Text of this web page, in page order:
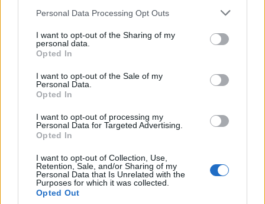
Please note that this website/app uses one or more Google
not limited to your visit or usage behaviour. You may click to
grant or deny consent to Google and its third-party tags to
use your data for below specified purposes in below Google
consent section.
Personal Data Processing Opt Outs
I want to opt-out of the Sharing of my
personal data.
Opted In
I want to opt-out of the Sale of my
Personal Data.
Opted In
I want to opt-out of processing my
Personal Data for Targeted Advertising.
Opted In
I want to opt-out of Collection, Use,
Retention, Sale, and/or Sharing of my
Personal Data that Is Unrelated with the
Purposes for which it was collected.
Opted Out
της κας κατηγορουμένης και θίγεται το τεκμήριο
ανακοινώσεις μέσω του site του γραφείου, αλλά και
με μηνύσεις και αγωγές αποζημιώσεως.
Δυστυχώς, σήμερα στο γνωστό site newsit, το
δημοσιοποίηση του φίλου μου δημοσιογράφου
Κώστα Φλαμή στην Πάτρα, παραποιούνται εντελώς
τα λεγόμενά μου και συγκεκριμένα
δημοσιοποιούνται οι φράσεις «Η Πισπιρίγκου είναι
η πιο αθώα κατηγορουμένη», όπως επίσης